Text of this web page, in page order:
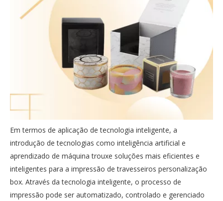
Em termos de aplicação de tecnologia inteligente, a
introdução de tecnologias como inteligência artificial e
aprendizado de máquina trouxe soluções mais eficientes e
inteligentes para a impressão de travesseiros personalização
box. Através da tecnologia inteligente, o processo de
impressão pode ser automatizado, controlado e gerenciado